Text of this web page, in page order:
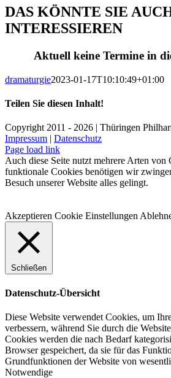
DAS KÖNNTE SIE
INTERESSIEREN
Aktuell keine Termine in
dramaturgie2023-01-17T10:10:49+01:00
Teilen Sie diesen Inhalt!
Facebook
X
LinkedIn
E-
Mail
Copyright 2011 - 2026 | Thüringen
Impressum | Datenschutz
Facebook
Instagram
WhatsApp
YouTube
E-
Mail
Telefon
Page load link
Auch diese Seite nutzt mehrere Arten von
funktionale Cookies benötigen wir
Besuch unserer Website alles gelingt.
Akzeptieren Cookie Einstellungen
Schließen
Datenschutz-Übersicht
Diese Website verwendet Cookies, um
verbessern, während Sie durch die
Cookies werden die nach Bedarf
Browser gespeichert, da sie für das
Grundfunktionen der Website von
Notwendige